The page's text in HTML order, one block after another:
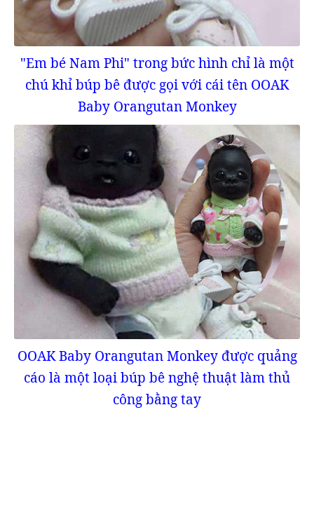
"Em bé Nam Phi" trong bức hình chỉ là một
chú khỉ búp bê được gọi với cái tên OOAK
Baby Orangutan Monkey
OOAK Baby Orangutan Monkey được quảng
cáo là một loại búp bê nghệ thuật làm thủ
công bằng tay